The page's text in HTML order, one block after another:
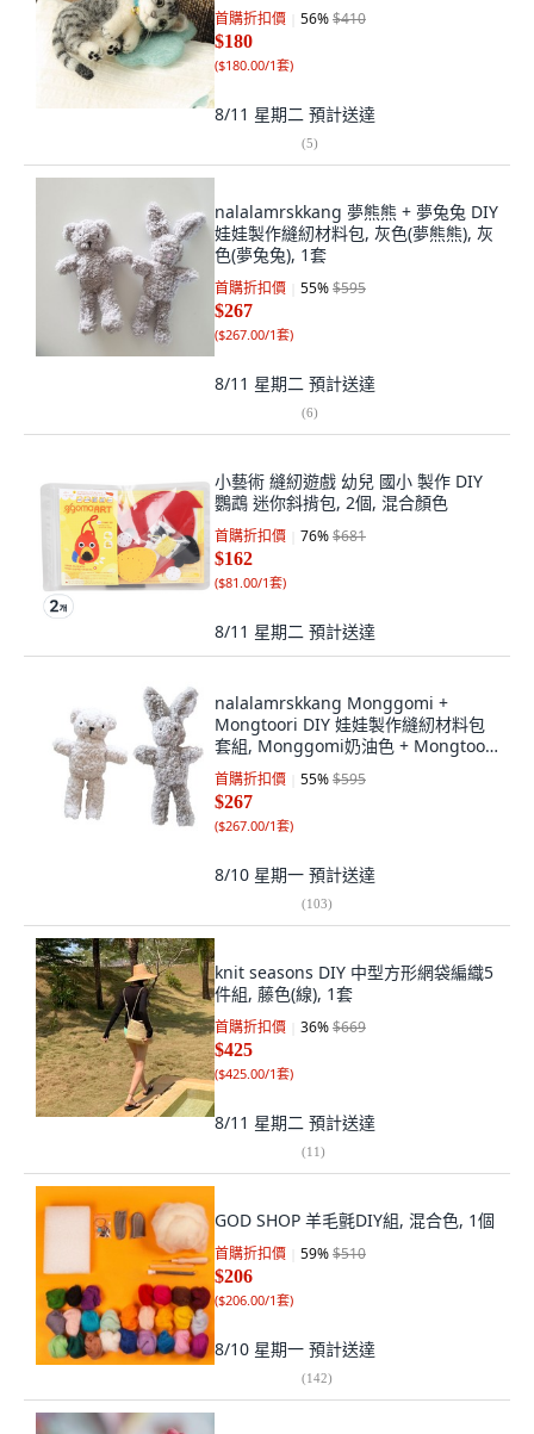
首購折扣價 56%$410
$180
($180.00/1套)
8/11 星期二 預計送達
(5)
nalalamrskkang 夢熊熊 + 夢兔兔 DIY
娃娃製作縫紉材料包, 灰色(夢熊熊), 灰
色(夢兔兔), 1套
首購折扣價 55%$595
$267
($267.00/1套)
8/11 星期二 預計送達
(6)
小藝術 縫紉遊戲 幼兒 國小 製作 DIY
鸚鵡 迷你斜揹包, 2個, 混合顏色
首購折扣價 76%$681
$162
($81.00/1套)
8/11 星期二 預計送達
nalalamrskkang Monggomi +
Mongtoori DIY 娃娃製作縫紉材料包
套組, Monggomi奶油色 + Mongtoori
灰色, 1套
首購折扣價 55%$595
$267
($267.00/1套)
8/10 星期一 預計送達
(103)
knit seasons DIY 中型方形網袋編織5
件組, 藤色(線), 1套
首購折扣價 36%$669
$425
($425.00/1套)
8/11 星期二 預計送達
(11)
GOD SHOP 羊毛氈DIY組, 混合色, 1個
首購折扣價 59%$510
$206
($206.00/1套)
8/10 星期一 預計送達
(142)